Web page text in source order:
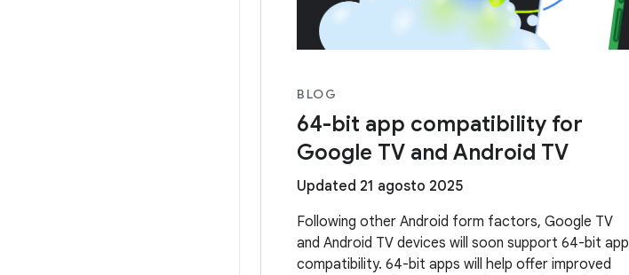
BLOG
64-bit app compatibility for
Google TV and Android TV
Updated 21 agosto 2025
Following other Android form factors, Google TV
and Android TV devices will soon support 64-bit app
compatibility. 64-bit apps will help offer improved